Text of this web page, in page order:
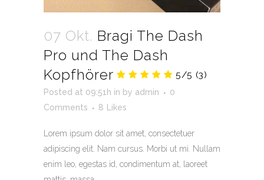
07 Okt. Bragi The Dash
Pro und The Dash
Kopfhörer
5/5 (3)
Posted at 09:51h in by admin
0
Comments
8 Likes
Lorem ipsum dolor sit amet, consectetuer
adipiscing elit. Nam cursus. Morbi ut mi. Nullam
enim leo, egestas id, condimentum at, laoreet